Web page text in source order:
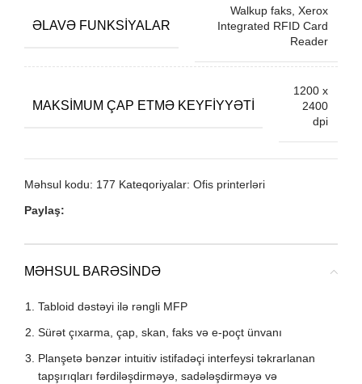
ƏLAVƏ FUNKSIYALAR
Walkup faks, Xerox
Integrated RFID Card
Reader
MAKSIMUM ÇAP ETMƏ KEYFIYYƏTI
1200 x
2400
dpi
Məhsul kodu: 177 Kateqoriyalar: Ofis printerləri
Paylaş:
MƏHSUL BARƏSINDƏ
Tabloid dəstəyi ilə rəngli MFP
Sürət çıxarma, çap, skan, faks və e-poçt ünvanı
Planşetə bənzər intuitiv istifadəçi interfeysi təkrarlanan
tapşırıqları fərdiləşdirməyə, sadələşdirməyə və